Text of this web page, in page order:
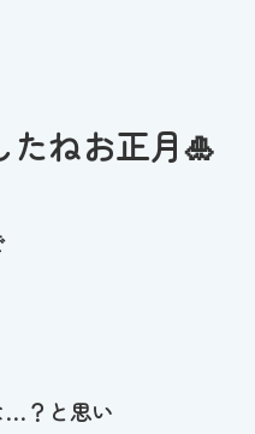
7264
い合わせ
はこちら!
たねお正月🎍
…？と思い